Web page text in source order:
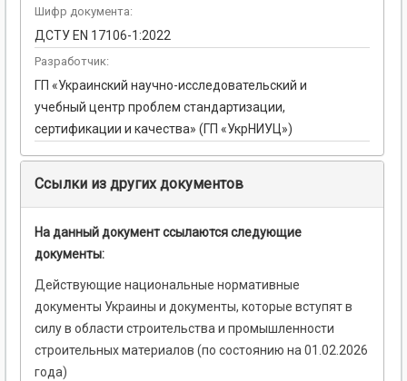
Шифр документа:
ДСТУ EN 17106-1:2022
Разработчик:
ГП «Украинский научно-исследовательский и
учебный центр проблем стандартизации,
сертификации и качества» (ГП «УкрНИУЦ»)
Ссылки из других документов
На данный документ ссылаются следующие
документы:
Действующие национальные нормативные
документы Украины и документы, которые вступят в
силу в области строительства и промышленности
строительных материалов (по состоянию на 01.02.2026
года)